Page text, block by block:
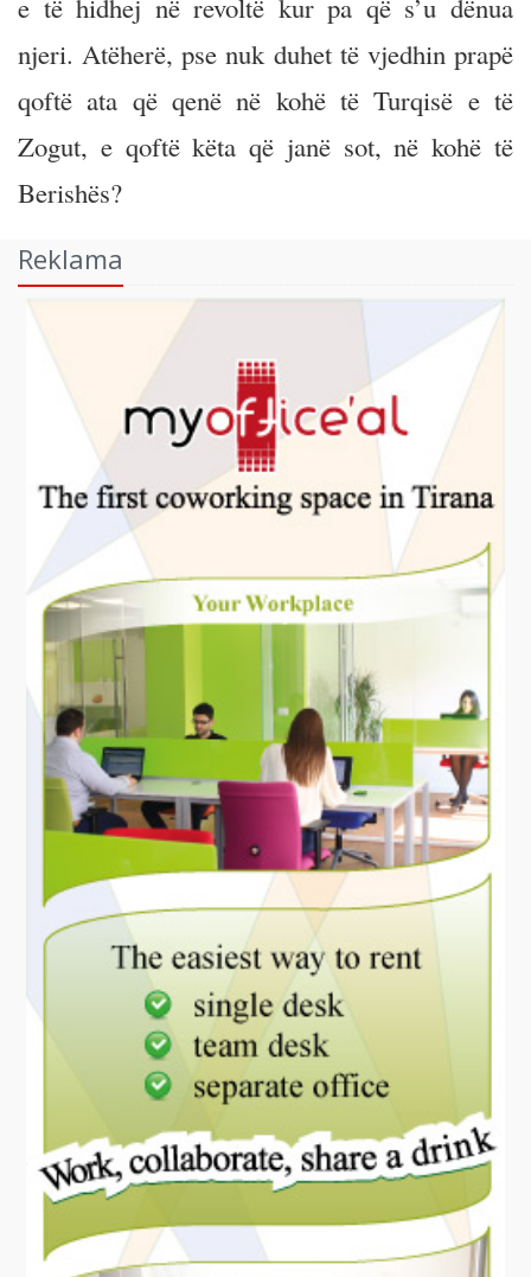
e të hidhej në revoltë kur pa që s’u dënua
njeri. Atëherë, pse nuk duhet të vjedhin prapë
qoftë ata që qenë në kohë të Turqisë e të
Zogut, e qoftë këta që janë sot, në kohë të
Berishës?
Reklama